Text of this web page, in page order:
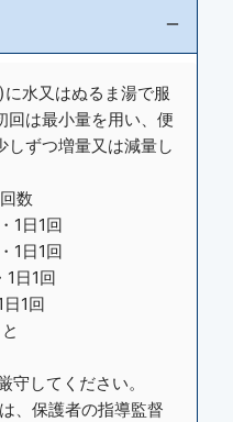
水又はぬるま湯で服
回は最小量を用い、便
しずつ増量又は減量し
数
1日1回
1日1回
日1回
1回
守してください。
、保護者の指導監督